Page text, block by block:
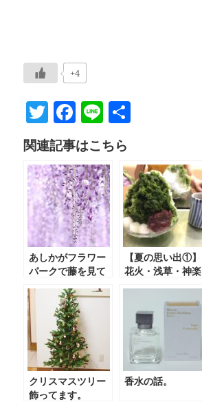
+4
T
w
itt
er
F
a
c
e
b
o
o
k
Li
n
e
関連記事はこちら
あしかがフラワー
パークで藤を見て
【夏の思い出①】
花火・浅草・神楽
クリスマスツリー
飾ってます。
香水の話。